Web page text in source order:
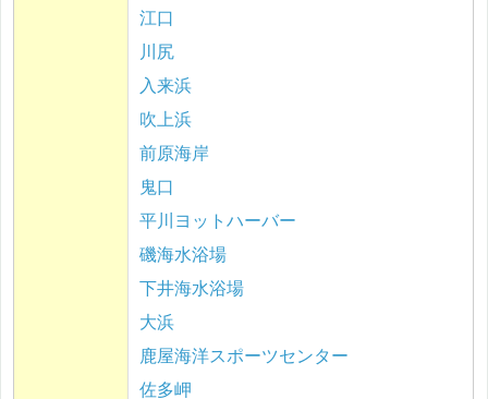
江口
川尻
入来浜
吹上浜
前原海岸
鬼口
平川ヨットハーバー
磯海水浴場
下井海水浴場
大浜
鹿屋海洋スポーツセンター
佐多岬